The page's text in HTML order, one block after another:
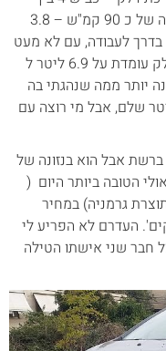
ראשון לציון למחלף מורשה, מהירות קבועה של כ 90 קמ"ש – 3.8
בבוקר, בדרך לעבודה, עם לא מעט
לחיצות אגרסיביות על הדוושה צריכת הדלק עומדת על 6.9 ליטר ל
מתונה יותר ממה שנהגתי בה
שלם, אבל מי רוצה עם
אבל הוא בנזונה של
הטובה ביותר היום (
גרמניה) במחיר
העדרם לא הפריע לי
חבר שני אישתו הטילה